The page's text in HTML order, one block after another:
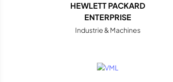
HEWLETT PACKARD
ENTERPRISE
Industrie & Machines